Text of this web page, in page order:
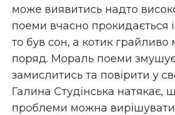
може виявитись надто
поеми вчасно прокидається
то був сон, а котик грайливо
поряд. Мораль поеми
замислитись та повірити у
Галина Студінська натякає,
проблеми можна вирішувати